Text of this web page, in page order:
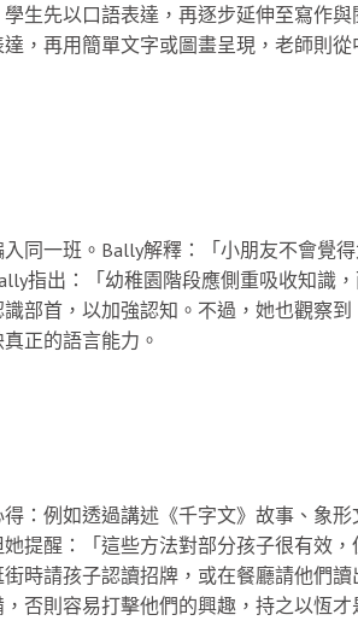
生先以口語表達，再逐步延伸至寫作與
，再用簡單文字或圖畫呈現，老師則
同一班。Bally解釋：「小朋友不會覺得
指出：「幼稚園階段應側重吸收知識
部首，以加強認知。不過，她也觀察
正的語言能力。
：例如透過講述《千字文》故事、象形
提醒：「這些方法對部分孩子很有效，
時請孩子認讀招牌，或在餐廳請他們
否則容易打擊他們的興趣，持之以恆才